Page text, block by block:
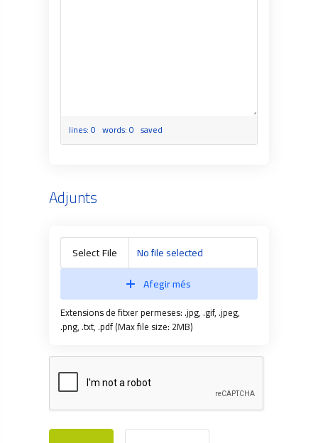
lines: 0 words: 0 saved
Adjunts
Select File
No file selected
Afegir més
Extensions de fitxer permeses: .jpg, .gif, .jpeg,
.png, .txt, .pdf (Max file size: 2MB)